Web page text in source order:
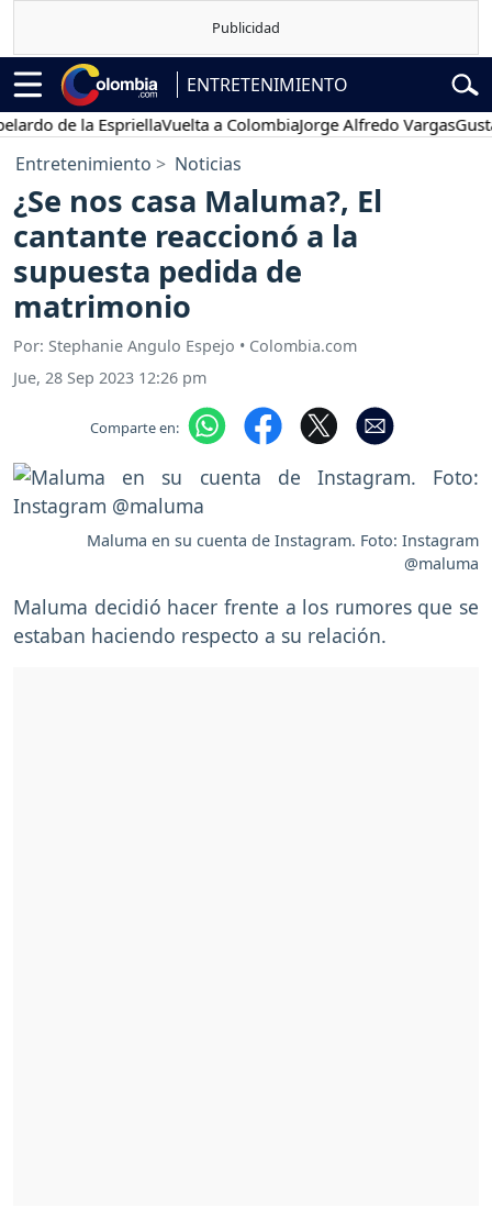
ENTRETENIMIENTO
de la EspriellaVuelta a ColombiaJorge Alfredo VargasGustavo
Entretenimiento Noticias
¿Se nos casa Maluma?, El
cantante reaccionó a la
supuesta pedida de
matrimonio
Por: Stephanie Angulo Espejo • Colombia.com
Jue, 28 Sep 2023 12:26 pm
Comparte en:
Maluma en su cuenta de Instagram. Foto: Instagram
@maluma
Maluma decidió hacer frente a los rumores que se
estaban haciendo respecto a su relación.